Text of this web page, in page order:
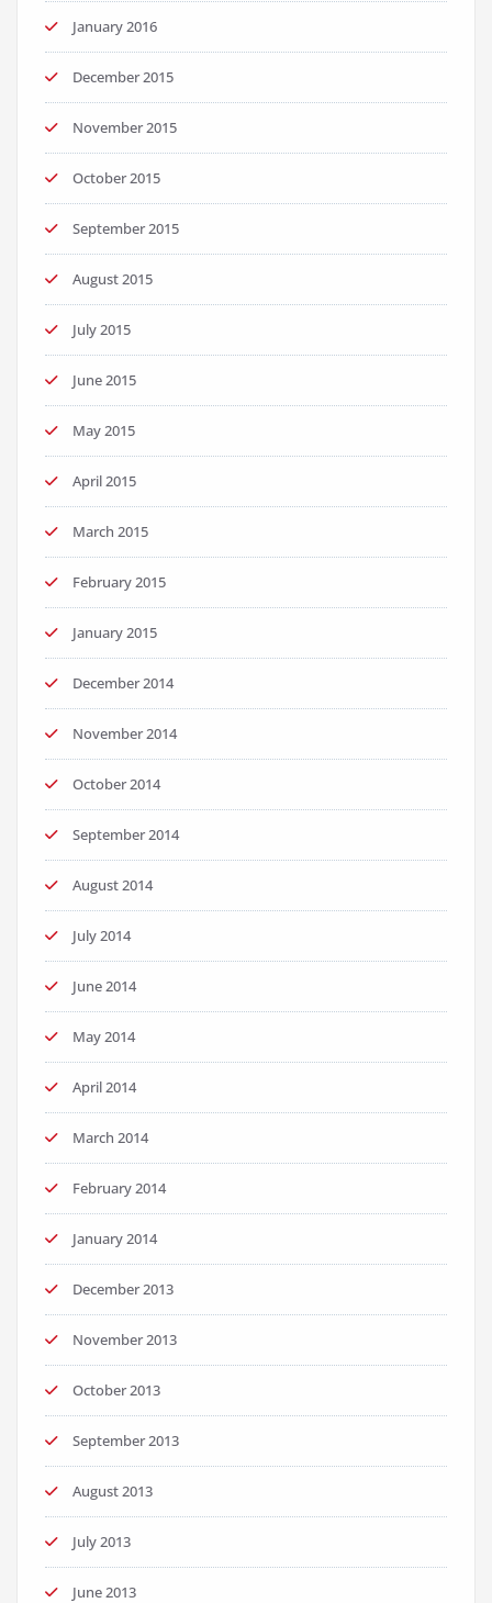
January 2016
December 2015
November 2015
October 2015
September 2015
August 2015
July 2015
June 2015
May 2015
April 2015
March 2015
February 2015
January 2015
December 2014
November 2014
October 2014
September 2014
August 2014
July 2014
June 2014
May 2014
April 2014
March 2014
February 2014
January 2014
December 2013
November 2013
October 2013
September 2013
August 2013
July 2013
June 2013